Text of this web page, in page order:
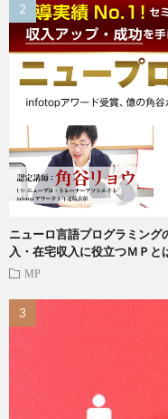
ニューロ言語プログラミング
入・在宅収入に役立つＭＰと
MP